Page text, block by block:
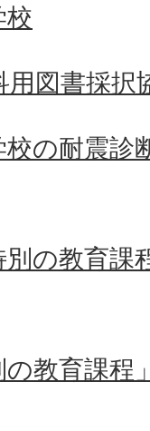
校
用図書採択
の耐震診
の教育課
教育課程